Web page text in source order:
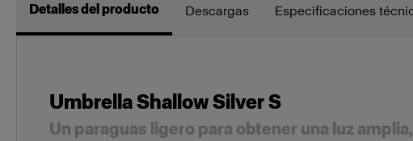
On-Camera Flashes
Detalles del producto Descargas Especificaciones
Umbrella Shallow Silver S
Un paraguas ligero para obtener una luz